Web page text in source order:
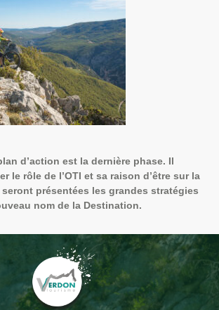
d’action est la dernière phase. Il
le rôle de l’OTI et sa raison d’être sur la
présentées les grandes stratégies
nom de la Destination.